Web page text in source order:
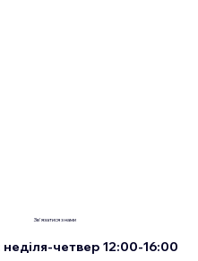
Зв'язатися з нами
четвер 12:00-16:00